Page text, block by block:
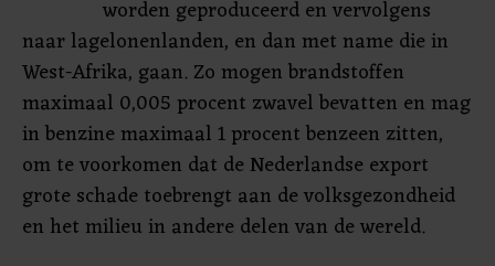
worden geproduceerd en vervolgens
naar lagelonenlanden, en dan met name die in
West-Afrika, gaan. Zo mogen brandstoffen
maximaal 0,005 procent zwavel bevatten en mag
in benzine maximaal 1 procent benzeen zitten,
om te voorkomen dat de Nederlandse export
grote schade toebrengt aan de volksgezondheid
en het milieu in andere delen van de wereld.